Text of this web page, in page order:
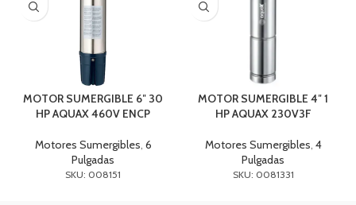
MOTOR SUMERGIBLE 6″ 30
HP AQUAX 460V ENCP
Motores Sumergibles, 6
Pulgadas
SKU: 008151
MOTOR SUMERGIBLE 4″ 1
HP AQUAX 230V3F
Motores Sumergibles, 4
Pulgadas
SKU: 0081331